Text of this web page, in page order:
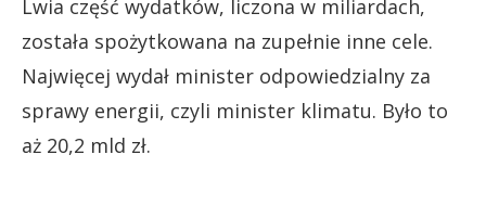
Lwia część wydatków, liczona w miliardach,
została spożytkowana na zupełnie inne cele.
Najwięcej wydał minister odpowiedzialny za
sprawy energii, czyli minister klimatu. Było to
aż 20,2 mld zł.